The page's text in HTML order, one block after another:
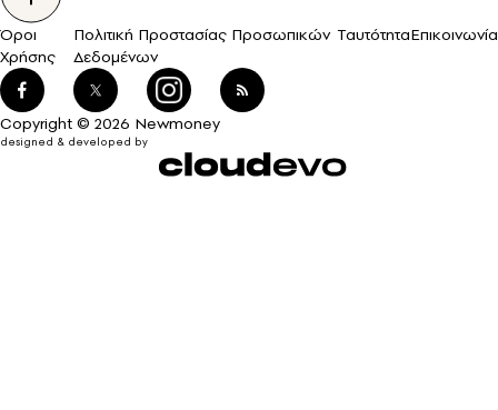
Όροι
Χρήσης
Πολιτική Προστασίας Προσωπικών
Δεδομένων
ΤαυτότηταΕπικοινωνία
Copyright © 2026 Newmoney
designed & developed by